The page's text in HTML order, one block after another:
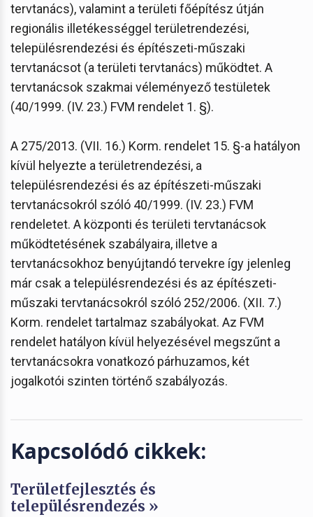
tervtanács), valamint a területi főépítész útján
regionális illetékességgel területrendezési,
településrendezési és építészeti-műszaki
tervtanácsot (a területi tervtanács) működtet. A
tervtanácsok szakmai véleményező testületek
(40/1999. (IV. 23.) FVM rendelet 1. §).
A 275/2013. (VII. 16.) Korm. rendelet 15. §-a hatályon
kívül helyezte a területrendezési, a
településrendezési és az építészeti-műszaki
tervtanácsokról szóló 40/1999. (IV. 23.) FVM
rendeletet. A központi és területi tervtanácsok
működtetésének szabályaira, illetve a
tervtanácsokhoz benyújtandó tervekre így jelenleg
már csak a településrendezési és az építészeti-
műszaki tervtanácsokról szóló 252/2006. (XII. 7.)
Korm. rendelet tartalmaz szabályokat. Az FVM
rendelet hatályon kívül helyezésével megszűnt a
tervtanácsokra vonatkozó párhuzamos, két
jogalkotói szinten történő szabályozás.
Kapcsolódó cikkek:
Területfejlesztés és
településrendezés »